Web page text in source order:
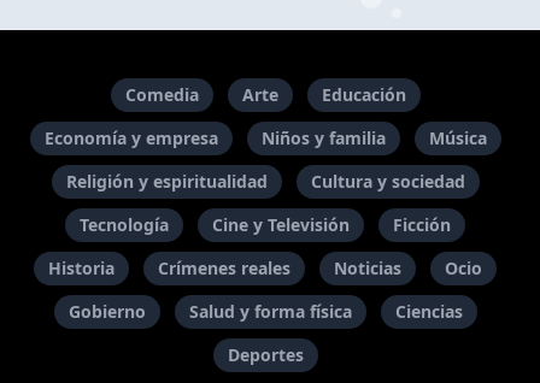
Comedia Arte
Educación
Economía y empresa
Niños y familia
Música
Religión y espiritualidad
Cultura y sociedad
Tecnología
Cine y Televisión
Ficción
Historia
Crímenes reales Noticias
Ocio
Gobierno
Salud y forma física
Ciencias
Deportes